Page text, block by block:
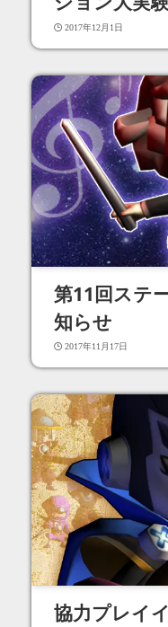
2017年12月1日
第11回ステ
知らせ
2017年11月17日
協力プレイ